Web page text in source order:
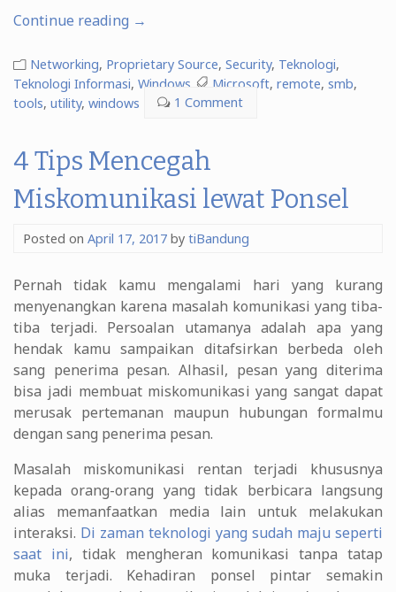
Continue reading “Menjalankan
Windows
Secara
Remote”
→
Networking, Proprietary Source, Security, Teknologi,
Teknologi Informasi, Windows Microsoft, remote, smb,
tools, utility, windows 1 Comment
4 Tips Mencegah
Miskomunikasi lewat Ponsel
Posted on April 17, 2017 by tiBandung
Pernah tidak kamu mengalami hari yang kurang
menyenangkan karena masalah komunikasi yang tiba-
tiba terjadi. Persoalan utamanya adalah apa yang
hendak kamu sampaikan ditafsirkan berbeda oleh
sang penerima pesan. Alhasil, pesan yang diterima
bisa jadi membuat miskomunikasi yang sangat dapat
merusak pertemanan maupun hubungan formalmu
dengan sang penerima pesan.
Masalah miskomunikasi rentan terjadi khususnya
kepada orang-orang yang tidak berbicara langsung
alias memanfaatkan media lain untuk melakukan
interaksi. Di zaman teknologi yang sudah maju seperti
saat ini, tidak mengheran komunikasi tanpa tatap
muka terjadi. Kehadiran ponsel pintar semakin